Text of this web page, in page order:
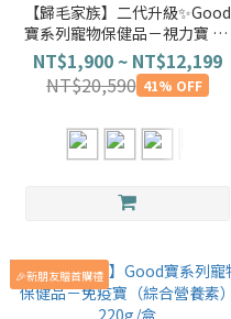
【歸毛家族】二代升級✨Good
寶系列寵物保健品－視力寶 30
顆/盒
NT$1,900 ~ NT$12,199
NT$20,590 41% OFF
🎉新朋友贈首購禮